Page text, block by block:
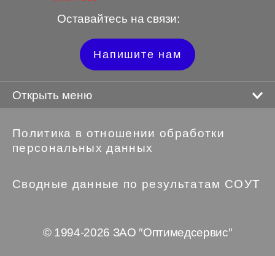
Оставайтесь на связи:
Напишите нам
Открыть меню
Политика в отношении обработки
персональных данных
Сводные данные по результатам СОУТ
© 1994-2026 ЗАО ″Оптимедсервис″